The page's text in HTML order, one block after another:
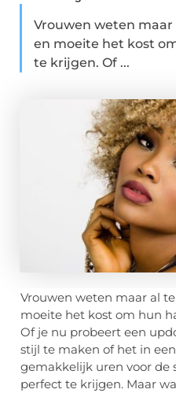
Vrouwen weten
en moeite het kost
te krijgen. Of ...
Vrouwen weten maar al
moeite het kost om hun
Of je nu probeert een
stijl te maken of het in
gemakkelijk uren voor de
perfect te krijgen. Maar